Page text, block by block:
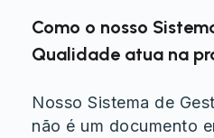
Como o nosso
Qualidade atua na
Nosso Sistema de
não é um documento